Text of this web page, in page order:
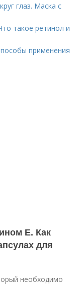
глаз. Маска с
такое ретинол и
применения
Е. Как
для
необходимо